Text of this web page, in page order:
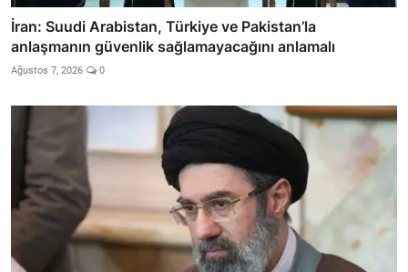
İran: Suudi Arabistan, Türkiye ve Pakistan’la
anlaşmanın güvenlik sağlamayacağını anlamalı
Ağustos 7, 2026 0